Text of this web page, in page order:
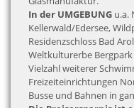
In der UMGEBUNG u.a.
Kellerwald/Edersee,
Residenzschloss Bad
Weltkulturerbe
Vielzahl weiterer
Freizeiteinrichtungen
Busse und Bahnen in